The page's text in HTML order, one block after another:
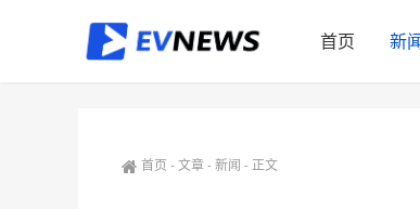
首页 新
首页 -文章-新闻 - 正文